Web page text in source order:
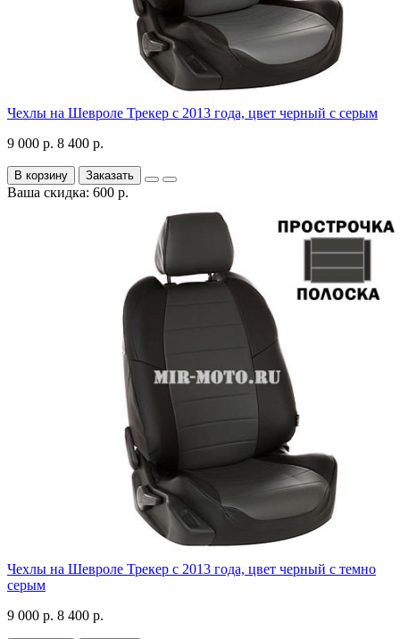
Чехлы на Шевроле Трекер с 2013 года, цвет черный с серым
9 000 р. 8 400 р.
В корзину Заказать
Ваша скидка: 600 р.
Чехлы на Шевроле Трекер с 2013 года, цвет черный с темно
серым
9 000 р. 8 400 р.